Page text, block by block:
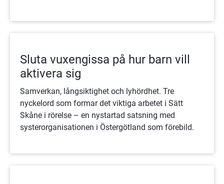
Sluta vuxengissa på hur barn vill
aktivera sig
Samverkan, långsiktighet och lyhördhet. Tre
nyckelord som formar det viktiga arbetet i Sätt
Skåne i rörelse – en nystartad satsning med
systerorganisationen i Östergötland som förebild.